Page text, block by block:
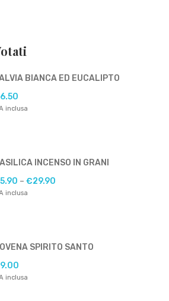
BIANCA ED EUCALIPTO
6.50
inclusa
INCENSO IN GRANI
5.90 – €29.90
inclusa
SPIRITO SANTO
9.00
inclusa